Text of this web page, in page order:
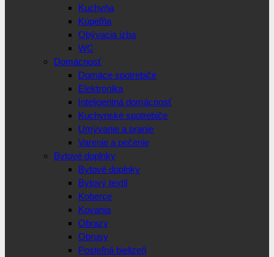
Kuchyňa
Kúpeľňa
Obývacia izba
WC
Domácnosť
Domáce spotrebiče
Elektronika
Inteligentná domácnosť
Kuchynské spotrebiče
Umývanie a pranie
Varenie a pečenie
Bytové doplnky
Bytové doplnky
Bytový textil
Koberce
Kovania
Obrazy
Obrusy
Posteľná bielizeň